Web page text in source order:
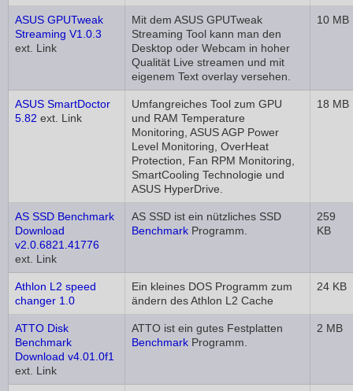
ASUS GPUTweak
Streaming V1.0.3
ext. Link
Mit dem ASUS GPUTweak
Streaming Tool kann man den
Desktop oder Webcam in hoher
Qualität Live streamen und mit
eigenem Text overlay versehen.
10 MB
ASUS SmartDoctor
5.82 ext. Link
Umfangreiches Tool zum GPU
und RAM Temperature
Monitoring, ASUS AGP Power
Level Monitoring, OverHeat
Protection, Fan RPM Monitoring,
SmartCooling Technologie und
ASUS HyperDrive.
18 MB
AS SSD Benchmark
Download
v2.0.6821.41776
ext. Link
AS SSD ist ein nützliches SSD
Benchmark Programm.
259
KB
Athlon L2 speed
changer 1.0
Ein kleines DOS Programm zum
ändern des Athlon L2 Cache
24 KB
ATTO Disk
Benchmark
Download v4.01.0f1
ext. Link
ATTO ist ein gutes Festplatten
Benchmark Programm.
2 MB